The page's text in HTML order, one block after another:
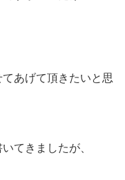
あげて頂きたいと思
てきましたが、